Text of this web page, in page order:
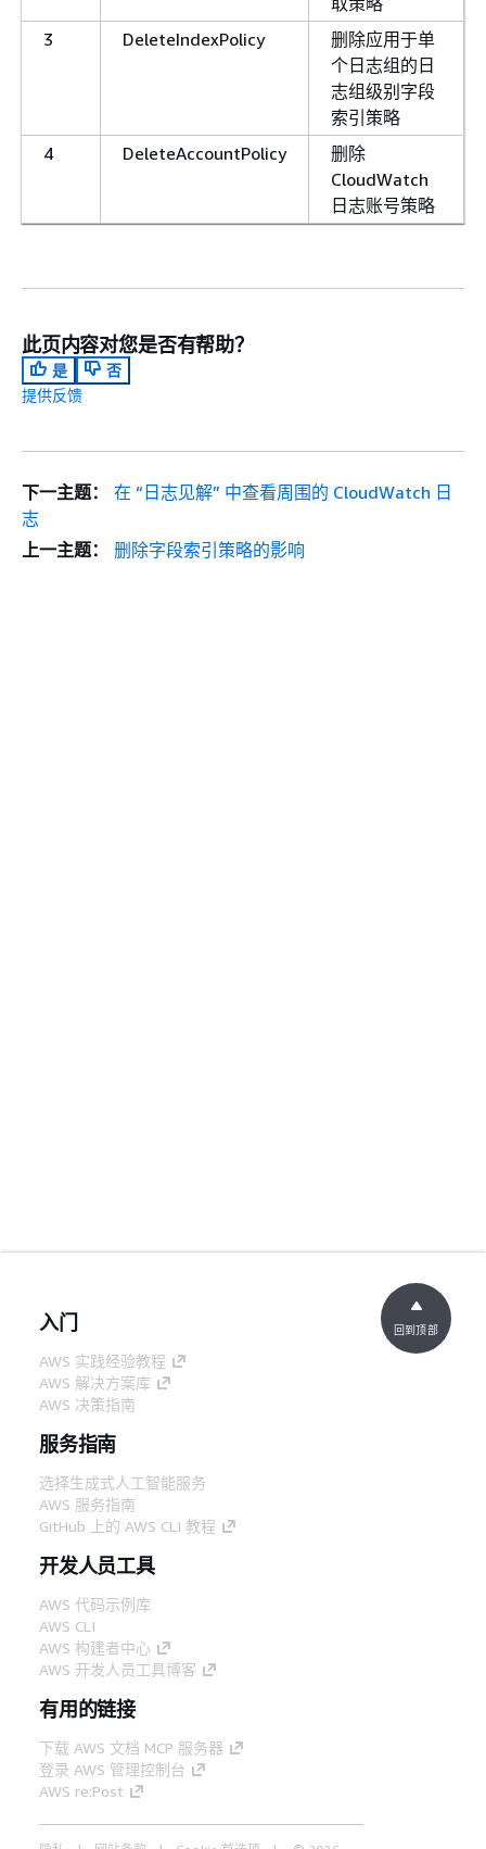
3
DeleteIndexPolicy
删除应用于单
个日志组的日
志组级别字段
索引策略
4
DeleteAccountPolicy
删除
CloudWatch
日志账号策略
此页内容对您是否有帮助？
是
否
提供反馈
下一主题：
在 “日志见解” 中查看周围的 CloudWatch 日
志
上一主题：
删除字段索引策略的影响
入门
AWS 实践经验教程
AWS 解决方案库
AWS 决策指南
服务指南
选择生成式人工智能服务
AWS 服务指南
GitHub 上的 AWS CLI 教程
开发人员工具
AWS 代码示例库
AWS CLI
AWS 构建者中心
AWS 开发人员工具博客
有用的链接
下载 AWS 文档 MCP 服务器
登录 AWS 管理控制台
AWS re:Post
回到顶部